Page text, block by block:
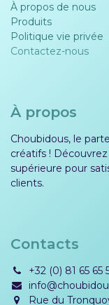
À propos de nous
Produits
Politique vie privée​​
Contactez-nous
À propos
Choubidous, le
créatifs !
supérieure pour
clients.
Contacts
+32 (0) 81 65 65
Rue du